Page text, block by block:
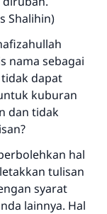
Shalihin)
nama sebagai
dapat
kuburan
dan tidak
hal
tulisan
syarat
lainnya. Hal